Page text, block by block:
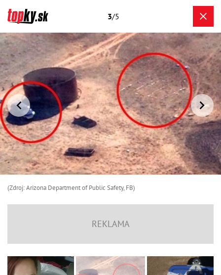
3/5
(Zdroj: Arizona Department of Public Safety, FB)